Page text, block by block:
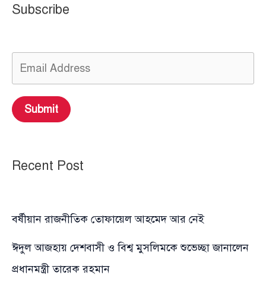
Subscribe
Submit
Recent Post
বর্ষীয়ান রাজনীতিক তোফায়েল আহমেদ আর নেই
ঈদুল আজহায় দেশবাসী ও বিশ্ব মুসলিমকে শুভেচ্ছা জানালেন
প্রধানমন্ত্রী তারেক রহমান